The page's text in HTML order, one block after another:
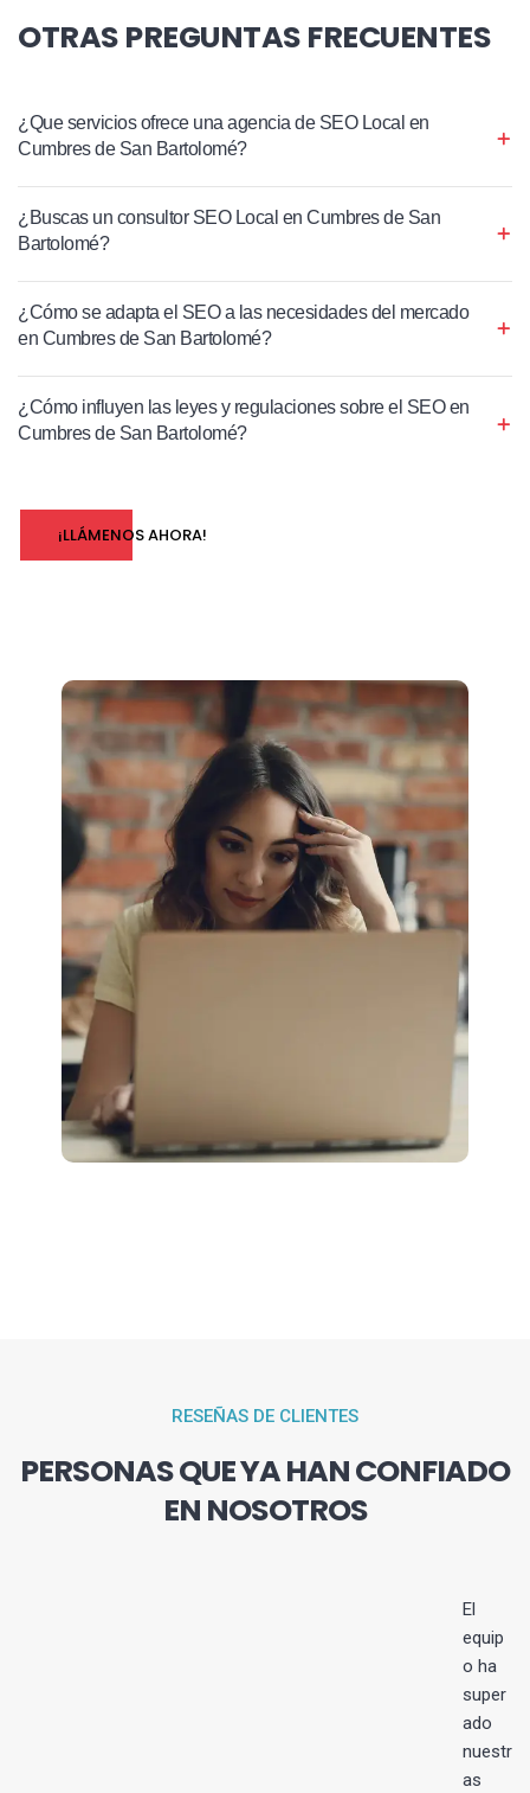
OTRAS PREGUNTAS FRECUENTES
¿Que servicios ofrece una agencia de SEO Local en
Cumbres de San Bartolomé?
¿Buscas un consultor SEO Local en Cumbres de San
Bartolomé?
¿Cómo se adapta el SEO a las necesidades del mercado
en Cumbres de San Bartolomé?
¿Cómo influyen las leyes y regulaciones sobre el SEO en
Cumbres de San Bartolomé?
¡LLÁMENOS AHORA!
RESEÑAS DE CLIENTES
PERSONAS QUE YA HAN CONFIADO
EN NOSOTROS
El
equip
o ha
super
ado
nuestr
as